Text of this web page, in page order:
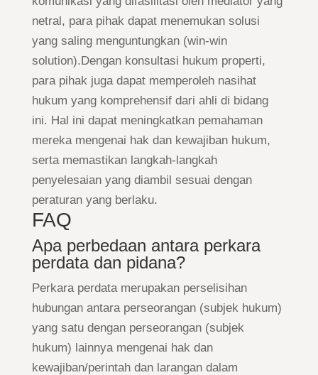
netral, para pihak dapat menemukan solusi
yang saling menguntungkan (win-win
solution).Dengan konsultasi hukum properti,
para pihak juga dapat memperoleh nasihat
hukum yang komprehensif dari ahli di bidang
ini. Hal ini dapat meningkatkan pemahaman
mereka mengenai hak dan kewajiban hukum,
serta memastikan langkah-langkah
penyelesaian yang diambil sesuai dengan
peraturan yang berlaku.
FAQ
Apa perbedaan antara perkara
perdata dan pidana?
Perkara perdata merupakan perselisihan
hubungan antara perseorangan (subjek hukum)
yang satu dengan perseorangan (subjek
hukum) lainnya mengenai hak dan
kewajiban/perintah dan larangan dalam